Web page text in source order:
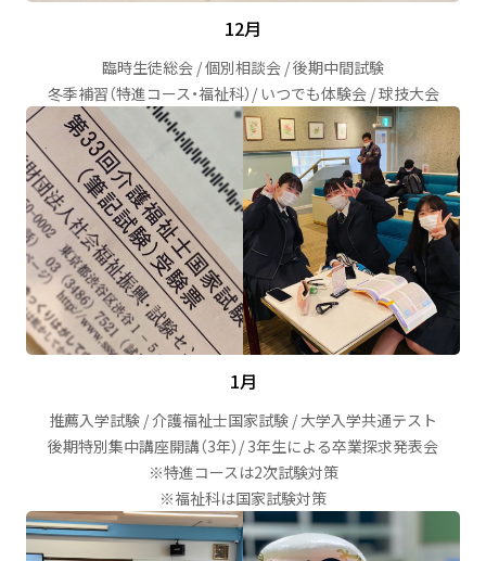
12月
臨時生徒総会 / 個別相談会 / 後期中間試験
冬季補習（特進コース・福祉科）/ いつでも体験会 / 球技大会
1月
推薦入学試験 / 介護福祉士国家試験 / 大学入学共通テスト
後期特別集中講座開講（3年）/ 3年生による卒業探求発表会
※特進コースは2次試験対策
※福祉科は国家試験対策